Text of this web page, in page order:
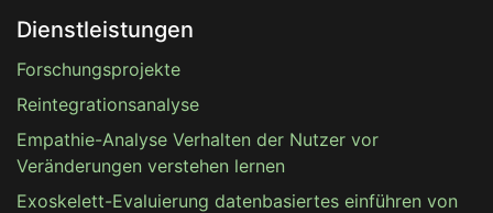
Dienstleistungen
Forschungsprojekte
Reintegrationsanalyse
Empathie-Analyse Verhalten der Nutzer vor
Veränderungen verstehen lernen
Exoskelett-Evaluierung datenbasiertes einführen von